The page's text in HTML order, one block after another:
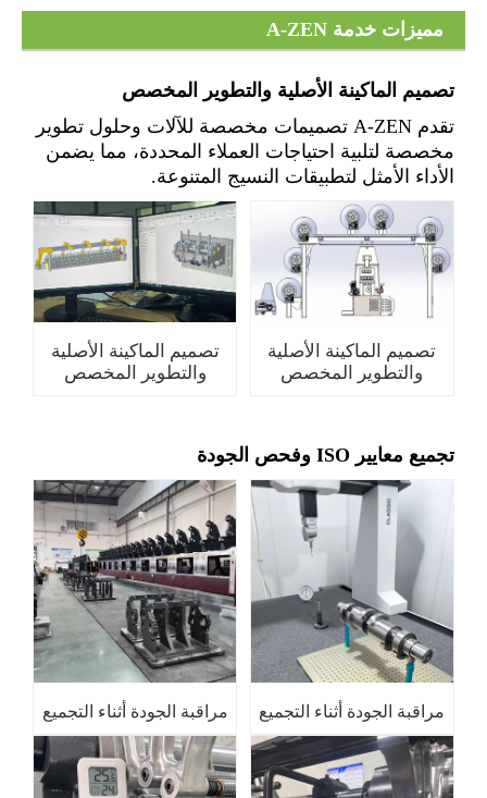
مميزات خدمة A-ZEN
تصميم الماكينة الأصلية والتطوير المخصص
تقدم A-ZEN تصميمات مخصصة للآلات وحلول تطوير
مخصصة لتلبية احتياجات العملاء المحددة، مما يضمن
الأداء الأمثل لتطبيقات النسيج المتنوعة.
تصميم الماكينة الأصلية
والتطوير المخصص
تصميم الماكينة الأصلية
والتطوير المخصص
تجميع معايير ISO وفحص الجودة
مراقبة الجودة أثناء التجميع مراقبة الجودة أثناء التجميع